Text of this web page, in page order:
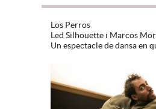
Los Perros
Led Silhouette i Marcos
Un espectacle de dansa en